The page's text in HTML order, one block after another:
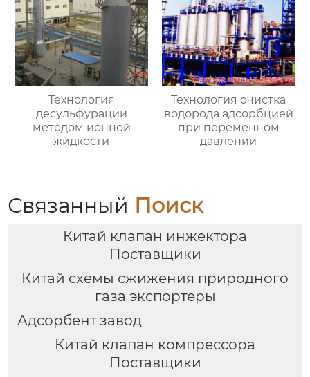
Технология
десульфурации
методом ионной
жидкости
Технология очистка
водорода адсорбцией
при переменном
давлении
Связанный Поиск
Китай клапан инжектора
Поставщики
Китай схемы сжижения природного
газа экспортеры
Адсорбент завод
Китай клапан компрессора
Поставщики